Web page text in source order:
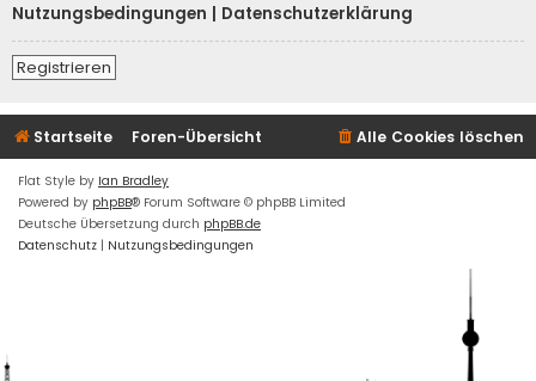
Nutzungsbedingungen | Datenschutzerklärung
Registrieren
Startseite Foren-Übersicht Alle Cookies löschen
Flat Style by Ian Bradley
Powered by phpBB® Forum Software © phpBB Limited
Deutsche Übersetzung durch phpBB.de
Datenschutz | Nutzungsbedingungen